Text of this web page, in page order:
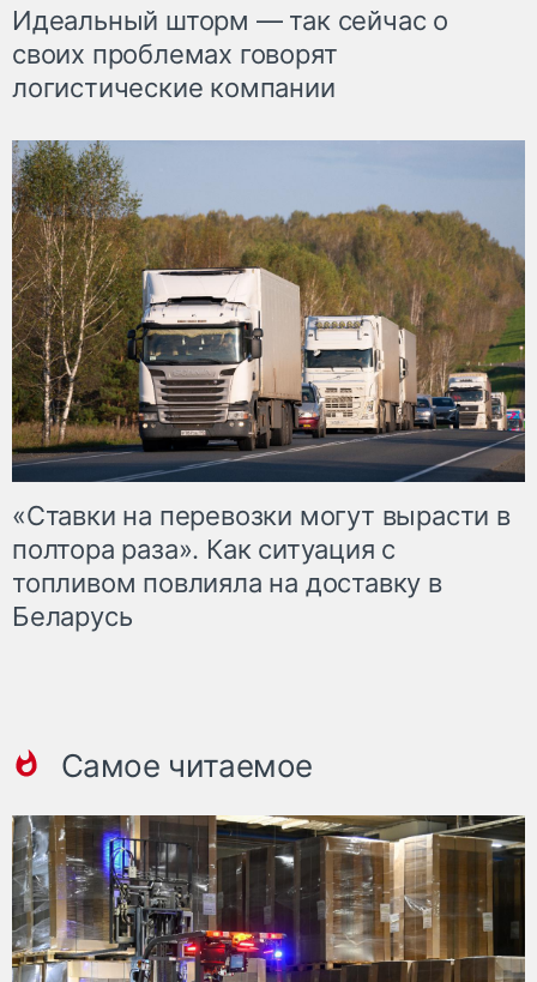
Идеальный шторм — так сейчас о
своих проблемах говорят
логистические компании
«Ставки на перевозки могут вырасти в
полтора раза». Как ситуация с
топливом повлияла на доставку в
Беларусь
Самое читаемое